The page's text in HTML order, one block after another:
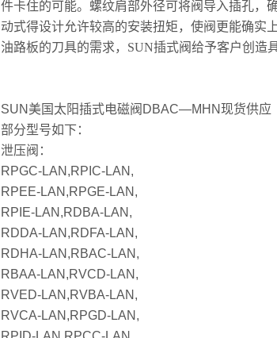
件卡住的可能。螺纹肩部外径可将阀导入插孔，
动式得设计允许较高的安装扭矩，使阀更能确实
油路板的刀具的需求， SUN插式阀给予客户创造
SUN美国太阳插式电磁阀DBAC—MHN现货供应
部分型号如下：
泄压阀：
RPGC-LAN,RPIC-LAN,
RPEE-LAN,RPGE-LAN,
RPIE-LAN,RDBA-LAN,
RDDA-LAN,RDFA-LAN,
RDHA-LAN,RBAC-LAN,
RBAA-LAN,RVCD-LAN,
RVED-LAN,RVBA-LAN,
RVCA-LAN,RPGD-LAN,